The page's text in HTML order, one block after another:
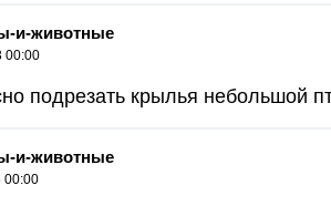
и-животные
00:00
подрезать крылья небольшой
и-животные
00:00